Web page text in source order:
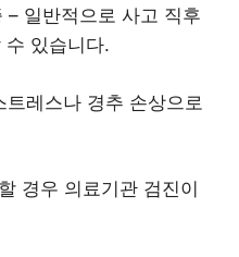
– 일반적으로 사고 직후
있습니다.
레스나 경추 손상으로
경우 의료기관 검진이